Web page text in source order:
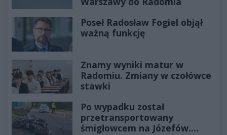
Poseł Radosław Fogiel objął
ważną funkcję
Znamy wyniki matur w
Radomiu. Zmiany w czołówce
stawki
Po wypadku został
przetransportowany
śmigłowcem na Józefów.